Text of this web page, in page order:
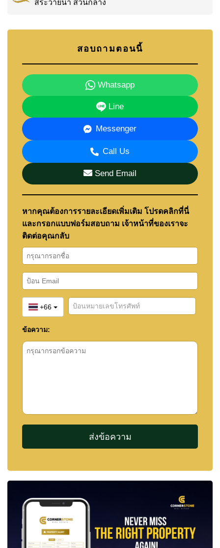
สระว่ายน้ำ ส่วนกลาง
สอบถามตอนนี้
Whatsapp
Line
Messenger
Call Us
Send Email
หากคุณต้องการรายละเอียดเพิ่มเติม โปรดคลิกที่นี่
และกรอกแบบฟอร์มสอบถาม เจ้าหน้าที่ของเราจะ
ติดต่อคุณกลับ
+66
ข้อความ: